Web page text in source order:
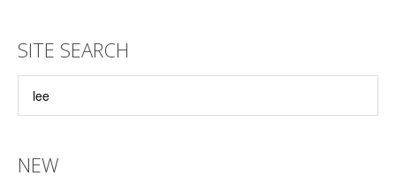
SITE SEARCH
NEW